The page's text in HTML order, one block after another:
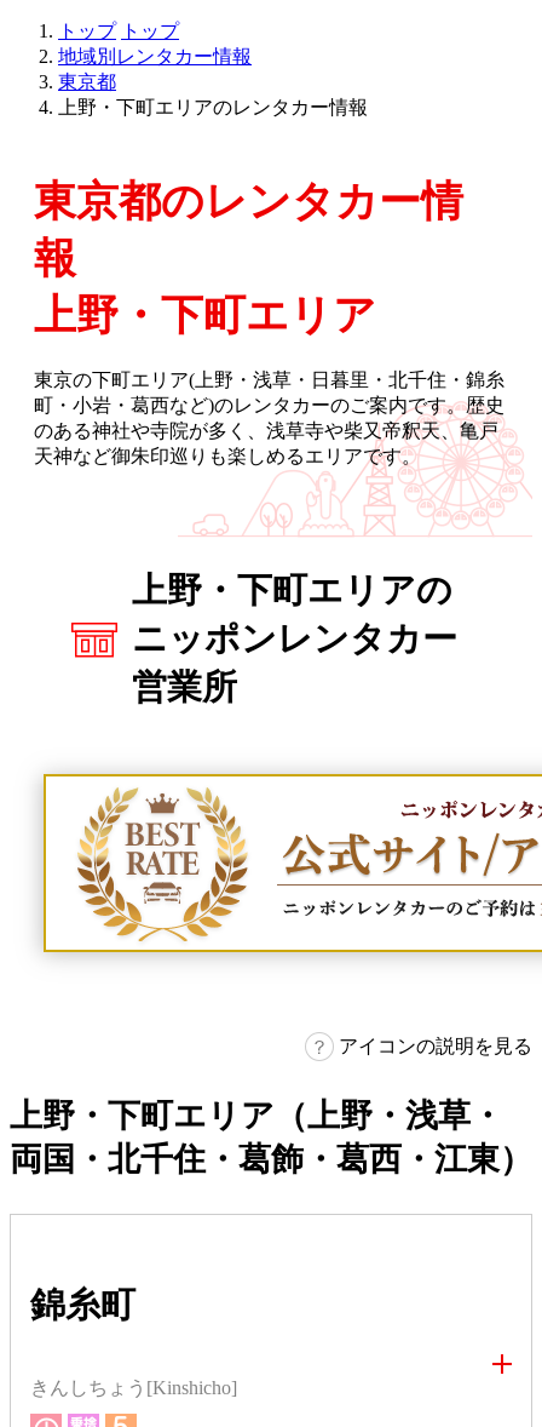
トップ トップ
地域別レンタカー情報
東京都
上野・下町エリアのレンタカー情報
東京都のレンタカー情
報
上野・下町エリア
東京の下町エリア(上野・浅草・日暮里・北千住・錦糸
町・小岩・葛西など)のレンタカーのご案内です。歴史
のある神社や寺院が多く、浅草寺や柴又帝釈天、亀戸
天神など御朱印巡りも楽しめるエリアです。
上野・下町エリアの
ニッポンレンタカー
営業所
アイコンの説明を見る
上野・下町エリア（上野・浅草・
両国・北千住・葛飾・葛西・江東）
錦糸町
きんしちょう[Kinshicho]